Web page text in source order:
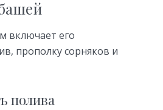
включает его
прополку сорняков и
полива